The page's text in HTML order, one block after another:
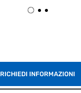
RICHIEDI INFORMAZIONI